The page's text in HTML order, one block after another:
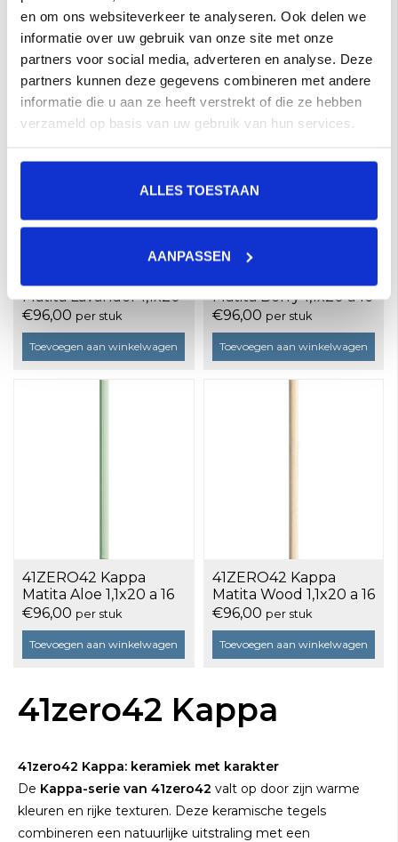
en om ons websiteverkeer te analyseren. Ook delen we
informatie over uw gebruik van onze site met onze
partners voor social media, adverteren en analyse. Deze
partners kunnen deze gegevens combineren met andere
informatie die u aan ze heeft verstrekt of die ze hebben
verzameld op basis van uw gebruik van hun services.
ALLES TOESTAAN
AANPASSEN
€96,00 per M²
Toevoegen aan winkelwagen
stuks
€96,00per stuk
Matita Lavander 1,1x20
a 16 stuks
€96,00 per stuk
Toevoegen aan winkelwagen
Matita Berry 1,1x20 a 16
stuks
€96,00 per stuk
Toevoegen aan winkelwagen
41ZERO42 Kappa
Matita Aloe 1,1x20 a 16
stuks
€96,00 per stuk
Toevoegen aan winkelwagen
41ZERO42 Kappa
Matita Wood 1,1x20 a 16
stuks
€96,00 per stuk
Toevoegen aan winkelwagen
41zero42 Kappa
41zero42 Kappa: keramiek met karakter
De Kappa-serie van 41zero42 valt op door zijn warme
kleuren en rijke texturen. Deze keramische tegels
combineren een natuurlijke uitstraling met een